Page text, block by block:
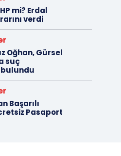
mi? Erdal
verdi
Oğhan, Gürsel
suç
Başarılı
Pasaport